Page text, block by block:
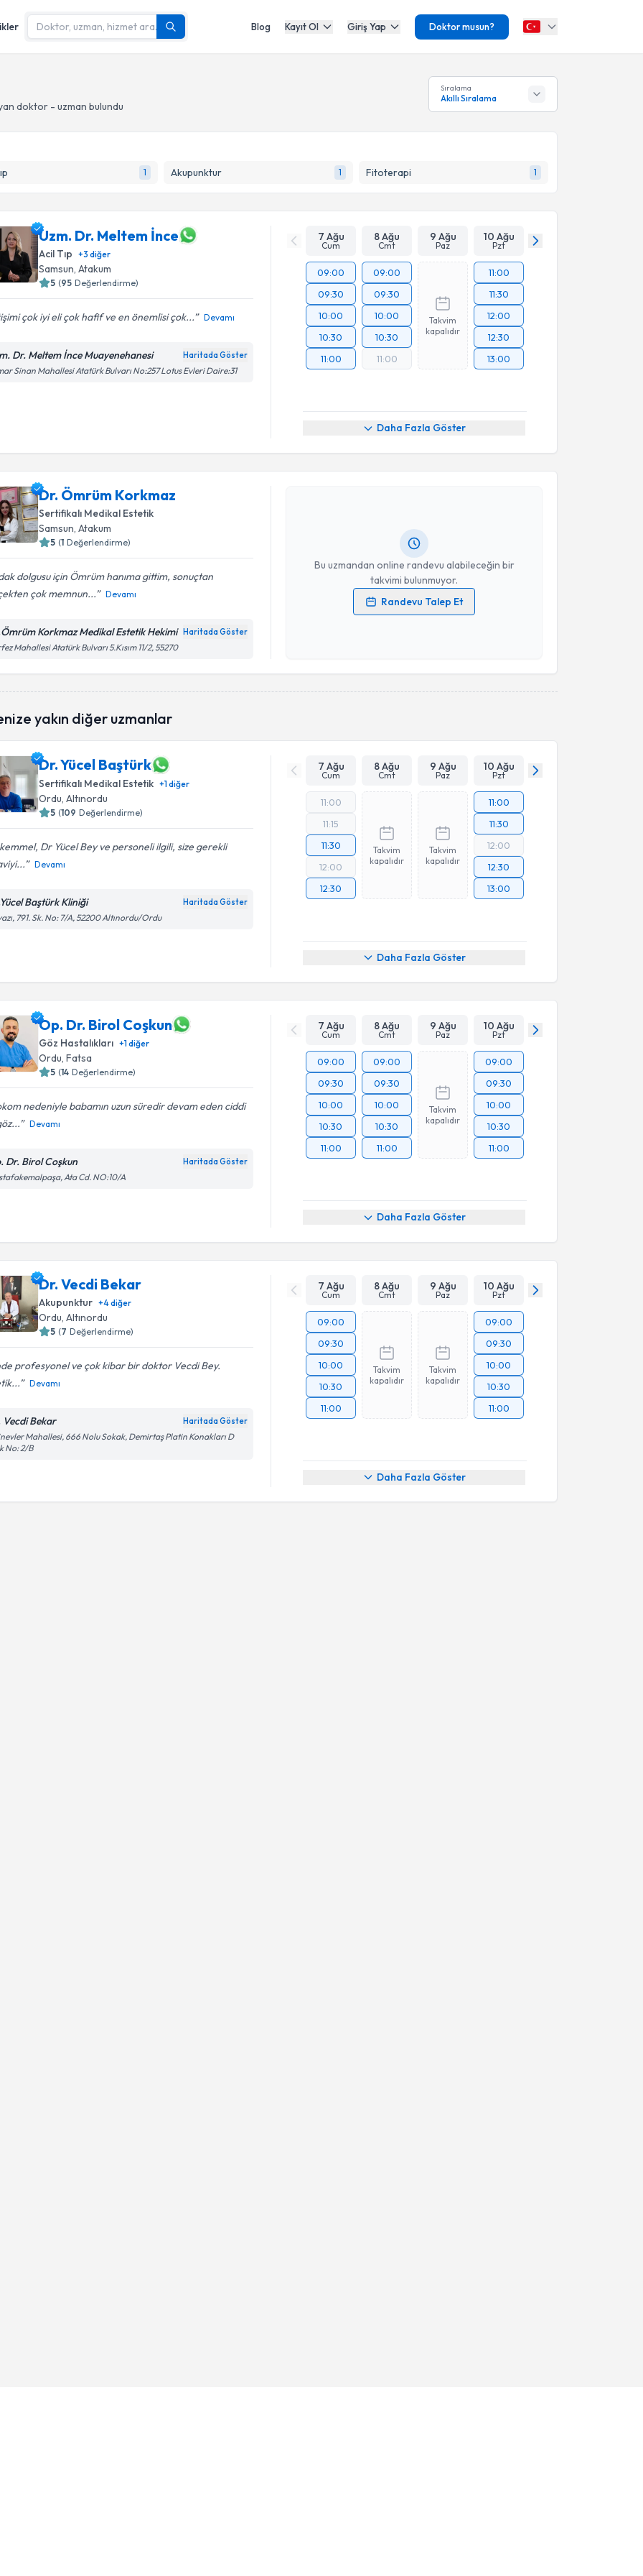
Blog Kayıt Ol Giriş Yap Doktor musun?
doktor - uzman bulundu
Sıralama
Akıllı Sıralama
1 Akupunktur 1 Fitoterapi 1
Uzm. Dr. Meltem İnce
Acil Tıp +3 diğer
Samsun, Atakum
5 (95 Değerlendirme)
çok iyi eli çok hafif ve en önemlisi çok... Devamı
Dr. Meltem İnce Muayenehanesi Haritada Göster
Sinan Mahallesi Atatürk Bulvarı No:257 Lotus Evleri Daire:31
7 Ağu
Cum
8 Ağu
Cmt
9 Ağu
Paz
10 Ağu
Pzt
09:00
09:30
10:00
10:30
11:00
09:00
09:30
10:00
10:30
11:00
Takvim
kapalıdır
11:00
11:30
12:00
12:30
13:00
Daha Fazla Göster
Dr. Ömrüm Korkmaz
Sertifikalı Medikal Estetik
Samsun , Atakum
5 (1 Değerlendirme)
dolgusu için Ömrüm hanıma gittim, sonuçtan
çok memnun...
Devamı
Korkmaz Medikal Estetik Hekimi Haritada Göster
Mahallesi Atatürk Bulvarı 5.Kısım 11/2, 55270
Bu uzmandan online randevu alabileceğin bir
takvimi bulunmuyor.
Randevu Talep Et
Randevu Takvimi Talebi
Dr. Ömrüm Korkmaz
Kişisel verilerimin işlenmesine ilişkinAydınlatma Metni
Takvim Talebini Gönder
yakın diğer uzmanlar
Dr. Yücel Baştürk
Sertifikalı Medikal Estetik +1diğer
Ordu , Altınordu
5 (109 Değerlendirme)
Dr Yücel Bey ve personeli ilgili, size gerekli
Devamı
Baştürk Kliniği Haritada Göster
791. Sk. No: 7/A, 52200 Altınordu/Ordu
7 Ağu
Cum
8 Ağu
Cmt
9 Ağu
Paz
10 Ağu
Pzt
11:00
11:15
11:30
12:00
12:30
Takvim
kapalıdır
Takvim
kapalıdır
11:00
11:30
12:00
12:30
13:00
Daha Fazla Göster
Op. Dr. Birol Coşkun
Göz Hastalıkları +1diğer
Ordu, Fatsa
5 (14 Değerlendirme)
nedeniyle babamın uzun süredir devam eden ciddi
Devamı
Dr. Birol Coşkun Haritada Göster
Ata Cd. NO:10/A
7 Ağu
Cum
8 Ağu
Cmt
9 Ağu
Paz
10 Ağu
Pzt
09:00
09:30
10:00
10:30
11:00
09:00
09:30
10:00
10:30
11:00
Takvim
kapalıdır
09:00
09:30
10:00
10:30
11:00
Daha Fazla Göster
Dr. Vecdi Bekar
Akupunktur +4diğer
Ordu , Altınordu
5 (7 Değerlendirme)
profesyonel ve çok kibar bir doktor Vecdi Bey.
Devamı
Vecdi Bekar Haritada Göster
Mahallesi, 666 Nolu Sokak, Demirtaş Platin Konakları D
No: 2/B
7 Ağu
Cum
8 Ağu
Cmt
9 Ağu
Paz
10 Ağu
Pzt
09:00
09:30
10:00
10:30
11:00
Takvim
kapalıdır
Takvim
kapalıdır
09:00
09:30
10:00
10:30
11:00
Daha Fazla Göster